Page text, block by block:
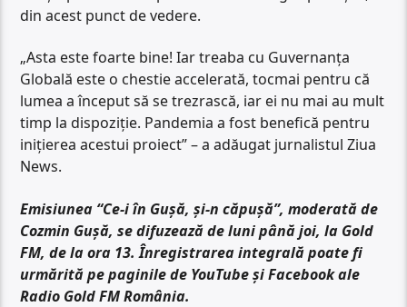
din acest punct de vedere.
„Asta este foarte bine! Iar treaba cu Guvernanța
Globală este o chestie accelerată, tocmai pentru că
lumea a început să se trezrască, iar ei nu mai au mult
timp la dispoziție. Pandemia a fost benefică pentru
inițierea acestui proiect” – a adăugat jurnalistul Ziua
News.
Emisiunea “Ce-i în Gușă, și-n căpușă”, moderată de
Cozmin Gușă, se difuzează de luni până joi, la Gold
FM, de la ora 13. Înregistrarea integrală poate fi
urmărită pe paginile de YouTube și Facebook ale
Radio Gold FM România.